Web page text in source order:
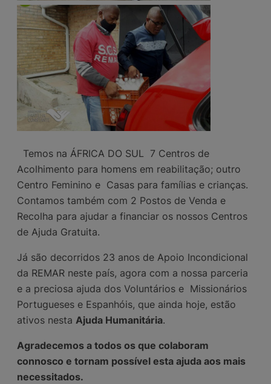
Temos na ÁFRICA DO SUL 7 Centros de
Acolhimento para homens em reabilitação; outro
Centro Feminino e Casas para famílias e crianças.
Contamos também com 2 Postos de Venda e
Recolha para ajudar a financiar os nossos Centros
de Ajuda Gratuita.
Já são decorridos 23 anos de Apoio Incondicional
da REMAR neste país, agora com a nossa parceria
e a preciosa ajuda dos Voluntários e Missionários
Portugueses e Espanhóis, que ainda hoje, estão
ativos nesta Ajuda Humanitária.
Agradecemos a todos os que colaboram
connosco e tornam possível esta ajuda aos mais
necessitados.